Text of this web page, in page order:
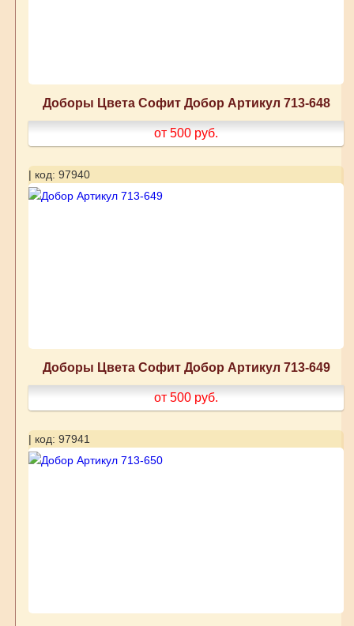
Доборы Цвета Софит Добор Артикул 713-648
от 500 руб.
| код: 97940
Доборы Цвета Софит Добор Артикул 713-649
от 500 руб.
| код: 97941